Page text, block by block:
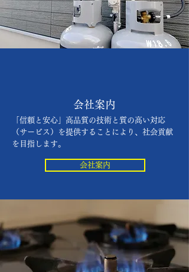
​会社案内
​「信頼と安心」高品質の技術と質の高い対応
（サービス）を提供することにより、社会貢献
を目指します。
会社案内